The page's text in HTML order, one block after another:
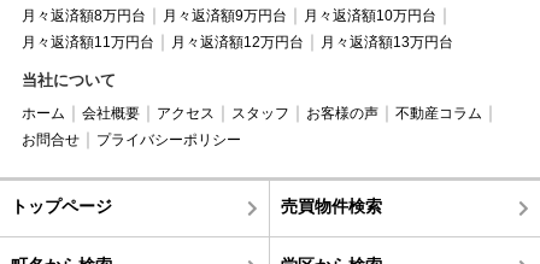
月々返済額8万円台 月々返済額9万円台
月々返済額10万円台
月々返済額11万円台
月々返済額12万円台 月々返済額13万円台
当社について
ホーム 会社概要 アクセス スタッフ お客様の声
不動産コラム
お問合せ
プライバシーポリシー
トップページ 売買物件検索